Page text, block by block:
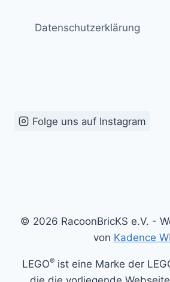
Datenschutzerklärung
Folge uns auf Instagram
© 2026 RacoonBricKS e.V. -
von Kadence
LEGO® ist eine Marke der